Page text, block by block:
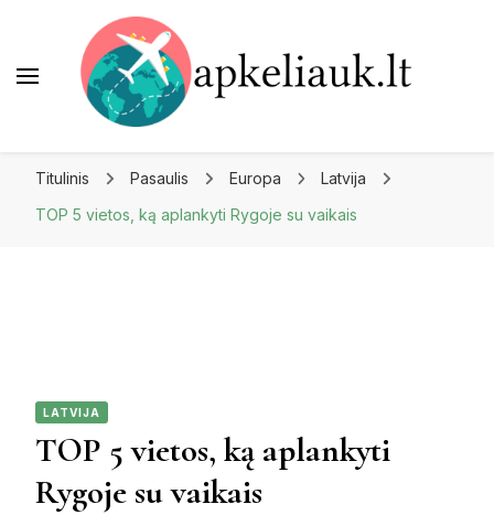
Titulinis Pasaulis Europa
Latvija
TOP 5 vietos, ką aplankyti Rygoje su vaikais
LATVIJA
TOP 5 vietos, ką aplankyti
Rygoje su vaikais